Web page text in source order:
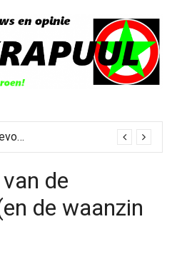
Bestorming Ceuta gevolg van op sociale media verspreide hoax?
de
de waanzin